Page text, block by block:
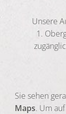
Unsere
1.
Sie sehen
Maps. Um